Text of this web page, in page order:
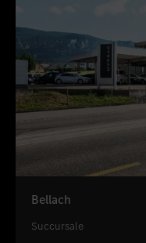
Bellach
Succursale